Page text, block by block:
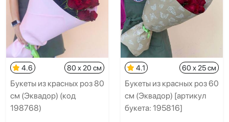
4.6 80 x 20 см
Букеты из красных роз 80
см (Эквадор) (код
198768)
4.1 60 x 25 см
Букеты из красных роз 60
см (Эквадор) [артикул
букета: 195816]